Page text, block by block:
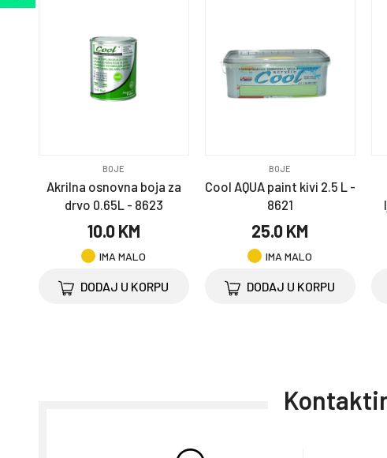
BOJE
Akrilna osnovna boja za
drvo 0.65L - 8623
10.0 KM
IMA MALO
DODAJ U KORPU
BOJE
Cool AQUA paint kivi 2.5 L -
8621
25.0 KM
IMA MALO
DODAJ U KORPU